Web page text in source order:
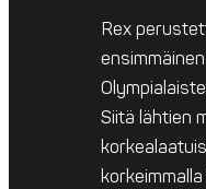
Rex
Siitä lähtien